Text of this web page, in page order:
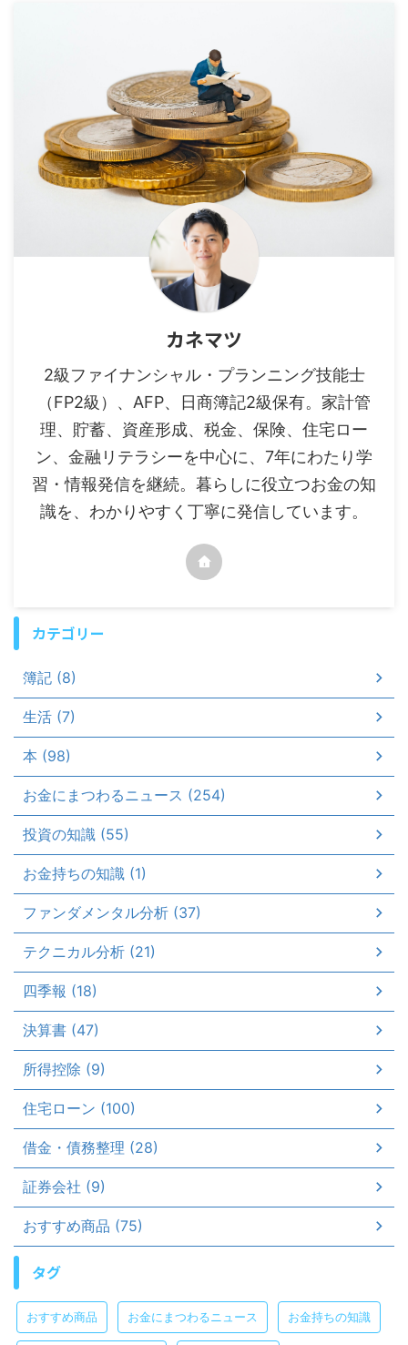
カネマツ
2級ファイナンシャル・プランニング技能士
（FP2級）、AFP、日商簿記2級保有。家計管
理、貯蓄、資産形成、税金、保険、住宅ロー
ン、金融リテラシーを中心に、7年にわたり学
習・情報発信を継続。暮らしに役立つお金の知
識を、わかりやすく丁寧に発信しています。
カテゴリー
簿記 (8)
生活 (7)
本 (98)
お金にまつわるニュース (254)
投資の知識 (55)
お金持ちの知識 (1)
ファンダメンタル分析 (37)
テクニカル分析 (21)
四季報 (18)
決算書 (47)
所得控除 (9)
住宅ローン (100)
借金・債務整理 (28)
証券会社 (9)
おすすめ商品 (75)
タグ
おすすめ商品 お金にまつわるニュース お金持ちの知識